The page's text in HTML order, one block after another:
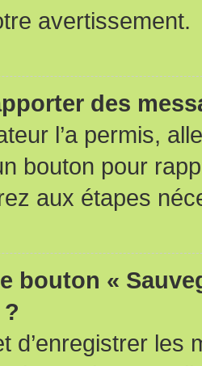
avertissement.
des
l’a permis,
bouton pour
aux étapes
bouton «
d’enregistrer